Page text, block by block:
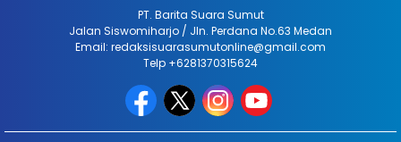
PT. Barita Suara Sumut
Jalan Siswomiharjo / Jln. Perdana No.63 Medan
Email: redaksisuarasumutonline@gmail.com
Telp +6281370315624